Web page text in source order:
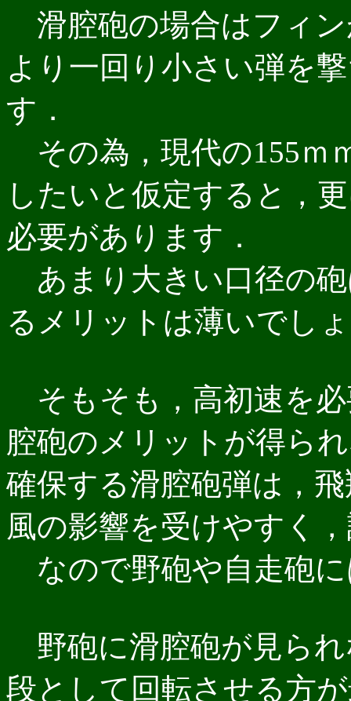
滑腔砲の場合はフィ
より一回り小さい弾を
す．
その為，現代の155ｍ
したいと仮定すると，
必要があります．
あまり大きい口径の
るメリットは薄いでし
そもそも，高初速を
腔砲のメリットが得ら
確保する滑腔砲弾は，
風の影響を受けやすく
なので野砲や自走砲
野砲に滑腔砲が見ら
段として回転させる方